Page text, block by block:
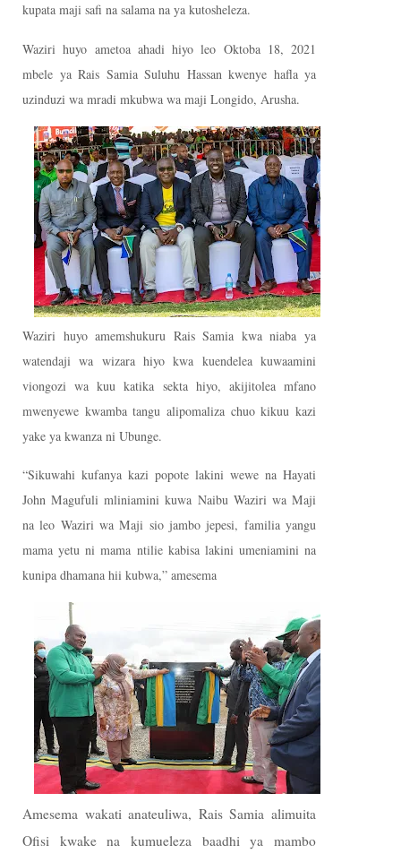
kupata maji safi na salama na ya kutosheleza.
Waziri huyo ametoa ahadi hiyo leo Oktoba 18, 2021
mbele ya Rais Samia Suluhu Hassan kwenye hafla ya
uzinduzi wa mradi mkubwa wa maji Longido, Arusha.
Waziri huyo amemshukuru Rais Samia kwa niaba ya
watendaji wa wizara hiyo kwa kuendelea kuwaamini
viongozi wa kuu katika sekta hiyo, akijitolea mfano
mwenyewe kwamba tangu alipomaliza chuo kikuu kazi
yake ya kwanza ni Ubunge.
“Sikuwahi kufanya kazi popote lakini wewe na Hayati
John Magufuli mliniamini kuwa Naibu Waziri wa Maji
na leo Waziri wa Maji sio jambo jepesi, familia yangu
mama yetu ni mama ntilie kabisa lakini umeniamini na
kunipa dhamana hii kubwa,” amesema
Amesema wakati anateuliwa, Rais Samia alimuita
Ofisi kwake na kumueleza baadhi ya mambo